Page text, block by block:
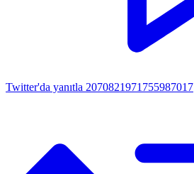
Twitter'da yanıtla 2070821971755987017